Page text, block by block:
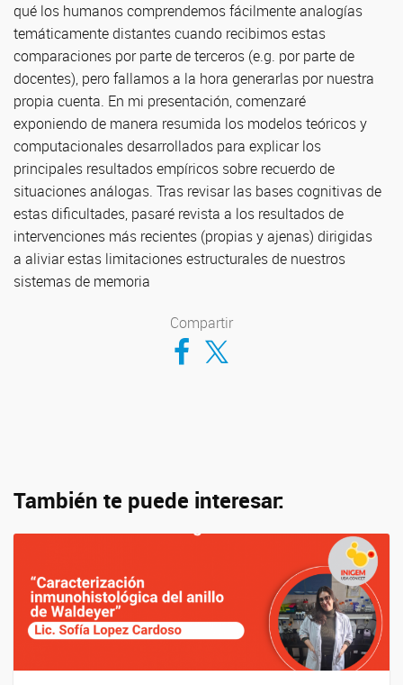
qué los humanos comprendemos fácilmente analogías
temáticamente distantes cuando recibimos estas
comparaciones por parte de terceros (e.g. por parte de
docentes), pero fallamos a la hora generarlas por nuestra
propia cuenta. En mi presentación, comenzaré
exponiendo de manera resumida los modelos teóricos y
computacionales desarrollados para explicar los
principales resultados empíricos sobre recuerdo de
situaciones análogas. Tras revisar las bases cognitivas de
estas dificultades, pasaré revista a los resultados de
intervenciones más recientes (propias y ajenas) dirigidas
a aliviar estas limitaciones estructurales de nuestros
sistemas de memoria
Compartir
Compartir en Facebook
Compartir en Twitter
También te puede interesar: